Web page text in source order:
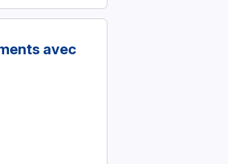
avec